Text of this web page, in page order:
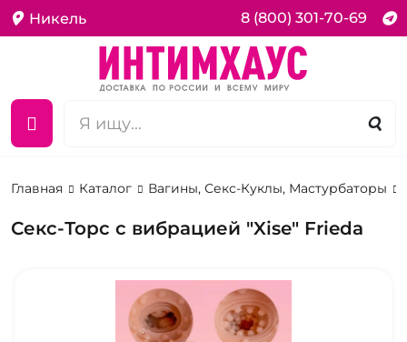
Никель 8 (800) 301-70-69
Главная Каталог Вагины, Секс-Куклы, Мастурбаторы
Секс-Торс с вибрацией "Xise" Frieda